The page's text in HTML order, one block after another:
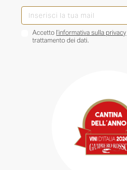
Accetto l’informativa sulla privacy
trattamento dei dati.